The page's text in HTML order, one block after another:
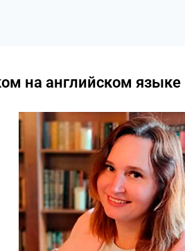
на английском языке